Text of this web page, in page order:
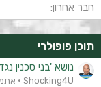
חבר אחרון
תוכן פופולרי
נושא 'בני סכנין
Shocking4U